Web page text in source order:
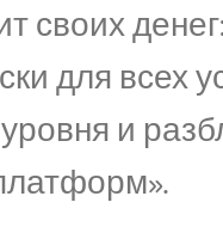
своих
для всех
и